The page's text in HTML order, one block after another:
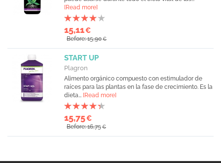
[Read more]
15,11€
Before: 15,90€
START UP
Plagron
Alimento orgánico compuesto con estimulador de
raíces para las plantas en la fase de crecimiento. Es la
dieta... [Read more]
15,75€
Before: 16,75€